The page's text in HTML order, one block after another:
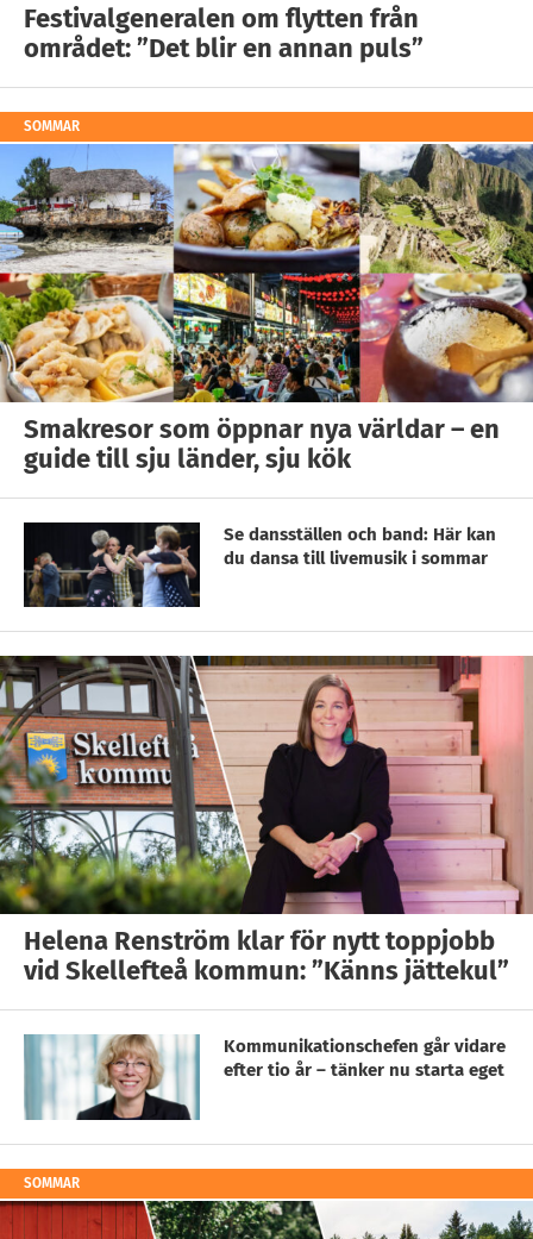
Festivalgeneralen om flytten från
området: ”Det blir en annan puls”
SOMMAR
Smakresor som öppnar nya världar – en
guide till sju länder, sju kök
Se dansställen och band: Här kan
du dansa till livemusik i sommar
Helena Renström klar för nytt toppjobb
vid Skellefteå kommun: ”Känns jättekul”
Kommunikationschefen går vidare
efter tio år – tänker nu starta eget
SOMMAR